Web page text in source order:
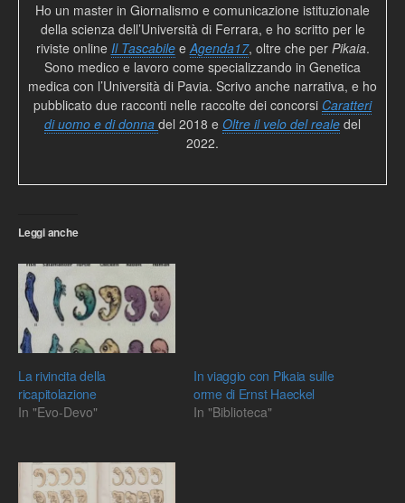
Ho un master in Giornalismo e comunicazione istituzionale
della scienza dell’Università di Ferrara, e ho scritto per le
riviste online Il TascabileeAgenda17, oltre che per Pikaia.
Sono medico e lavoro come specializzando in Genetica
medica con l’Università di Pavia. Scrivo anche narrativa, e ho
pubblicato due racconti nelle raccolte dei concorsi Caratteri
di uomo e di donna del 2018 e Oltre il velo del reale del
2022.
Leggi anche
La rivincita della
ricapitolazione
In "Evo-Devo"
In viaggio con Pikaia sulle
orme di Ernst Haeckel
In "Biblioteca"